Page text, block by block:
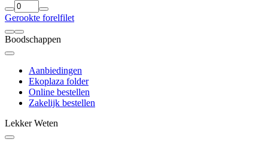
Gerookte forelfilet
Boodschappen
Aanbiedingen
Ekoplaza folder
Online bestellen
Zakelijk bestellen
Lekker Weten